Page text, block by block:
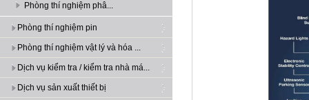
Phòng thí nghiệm phâ...
Phòng thí nghiệm pin
Phòng thí nghiệm vật lý và hóa ...
Dịch vụ kiểm tra / kiểm tra nhà má...
Dịch vụ sản xuất thiết bị